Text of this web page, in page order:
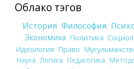
Облако тэгов
История Философия
Экономика Политика
Идеология Право
Наука Логика Педагогика